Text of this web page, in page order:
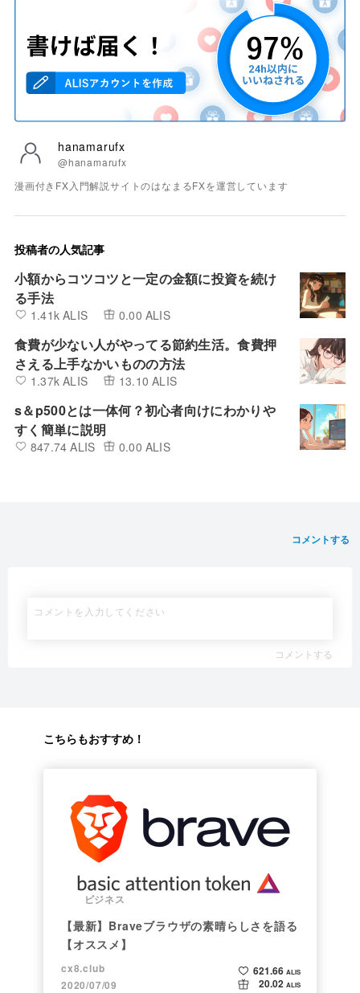
hanamarufx
@hanamarufx
漫画付きFX入門解説サイトのはなまるFXを運営しています
投稿者の人気記事
小額からコツコツと一定の金額に投資を続け
る手法
1.41k ALIS 0.00 ALIS
食費が少ない人がやってる節約生活。食費押
さえる上手なかいものの方法
1.37k ALIS 13.10 ALIS
s＆p500とは一体何？初心者向けにわかりや
すく簡単に説明
847.74 ALIS 0.00 ALIS
コメントする
コメントする
こちらもおすすめ！
ビジネス
【最新】Braveブラウザの素晴らしさを語る
【オススメ】
cx8.club
2020/07/09
621.66 ALIS
20.02 ALIS